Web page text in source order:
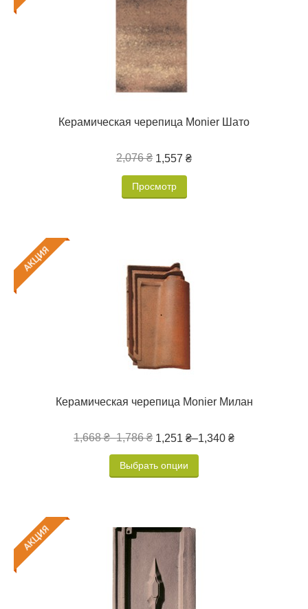
Керамическая черепица Monier Шато
2,076 ₴ 1,557 ₴
Просмотр
Керамическая черепица Monier Милан
1,668 ₴–1,786 ₴ 1,251 ₴–1,340 ₴
Выбрать опции